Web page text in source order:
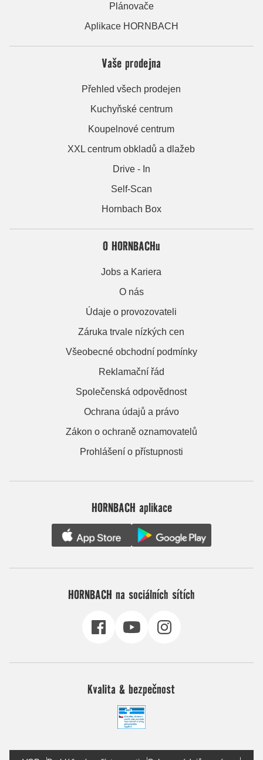
Plánovače
Aplikace HORNBACH
Vaše prodejna
Přehled všech prodejen
Kuchyňské centrum
Koupelnové centrum
XXL centrum obkladů a dlažeb
Drive - In
Self-Scan
Hornbach Box
O HORNBACHu
Jobs a Kariera
O nás
Údaje o provozovateli
Záruka trvale nízkých cen
Všeobecné obchodní podmínky
Reklamační řád
Společenská odpovědnost
Ochrana údajů a právo
Zákon o ochraně oznamovatelů
Prohlášení o přístupnosti
HORNBACH aplikace
HORNBACH na sociálních sítích
Kvalita & bezpečnost